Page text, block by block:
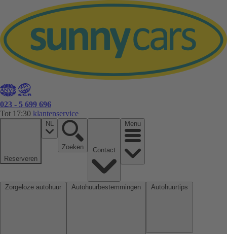
023 - 5 699 696
Tot 17:30 klantenservice
Reserveren
NL
Zoeken
Menu